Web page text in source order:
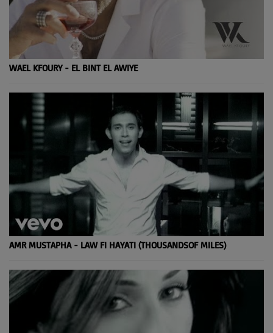
WAEL KFOURY - EL BINT EL AWIYE
AMR MUSTAPHA - LAW FI HAYATI (THOUSANDSOF MILES)